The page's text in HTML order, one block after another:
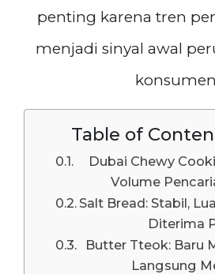
penting karena tren
menjadi sinyal awal
Table of
Dubai Chewy
Volume
Salt Bread: Stabil,
Diterima
Butter Tteok: Baru
Langsung